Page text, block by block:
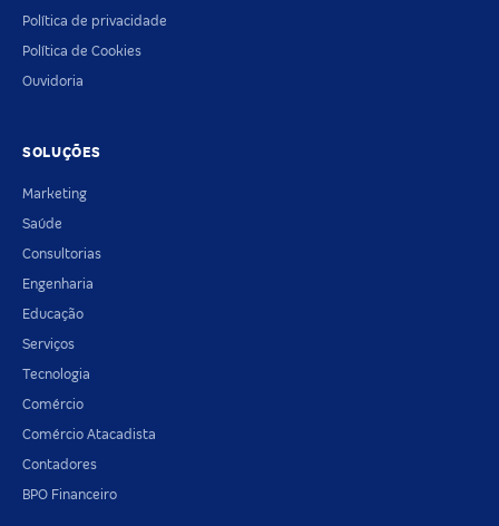
Política de privacidade
Política de Cookies
Ouvidoria
SOLUÇÕES
Marketing
Saúde
Consultorias
Engenharia
Educação
Serviços
Tecnologia
Comércio
Comércio Atacadista
Contadores
BPO Financeiro